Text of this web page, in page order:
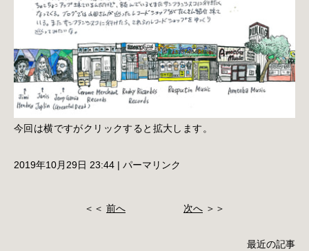
今回は横ですがクリックすると拡大します。
2019年10月29日 23:44 | パーマリンク
＜＜ 前へ 次へ ＞＞
最近の記事